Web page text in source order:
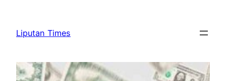
content
Liputan Times